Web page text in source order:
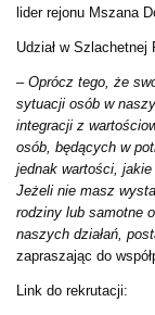
lider rejonu Mszana
Udział w Szlachetnej
– Oprócz tego, że
sytuacji osób w
integracji z
osób, będących w
jednak wartości,
Jeżeli nie masz
rodziny lub samotne
naszych działań,
zapraszając do
Link do rekrutacji: